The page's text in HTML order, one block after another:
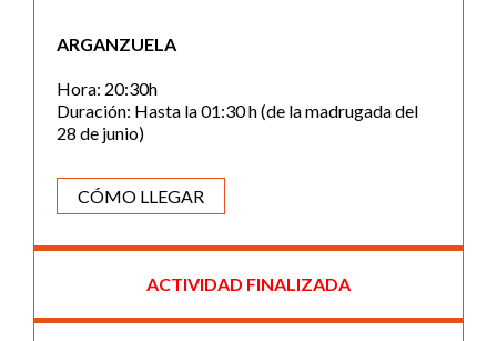
ARGANZUELA
Hora: 20:30h
Duración: Hasta la 01:30 h (de la madrugada del
28 de junio)
CÓMO LLEGAR
ACTIVIDAD FINALIZADA